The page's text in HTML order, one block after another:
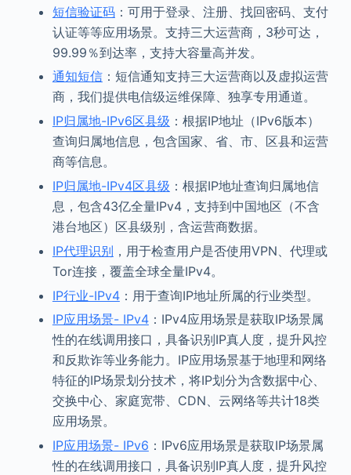
短信验证码：可用于登录、注册、找回密码、支付
认证等等应用场景。支持三大运营商，3秒可达，
99.99％到达率，支持大容量高并发。
通知短信：短信通知支持三大运营商以及虚拟运营
商，我们提供电信级运维保障、独享专用通道。
IP归属地-IPv6区县级 ：根据IP地址（IPv6版本）
查询归属地信息，包含国家、省、市、区县和运营
商等信息。
IP归属地-IPv4区县级 ：根据IP地址查询归属地信
息，包含43亿全量IPv4，支持到中国地区（不含
港台地区）区县级别，含运营商数据。
IP代理识别 ，用于检查用户是否使用VPN、代理或
Tor连接，覆盖全球全量IPv4。
IP行业-IPv4：用于查询IP地址所属的行业类型。
IP应用场景- IPv4：IPv4应用场景是获取IP场景属
性的在线调用接口，具备识别IP真人度，提升风控
和反欺诈等业务能力。IP应用场景基于地理和网络
特征的IP场景划分技术，将IP划分为含数据中心、
交换中心、家庭宽带、CDN、云网络等共计18类
应用场景。
IP应用场景- IPv6 ：IPv6应用场景是获取IP场景属
性的在线调用接口，具备识别IP真人度，提升风控